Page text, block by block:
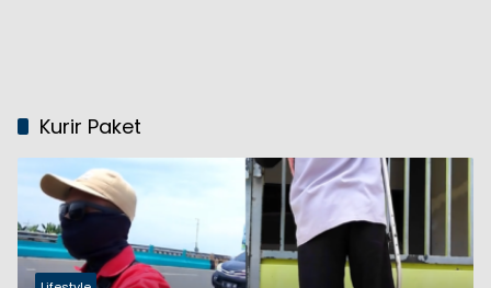
Kurir Paket